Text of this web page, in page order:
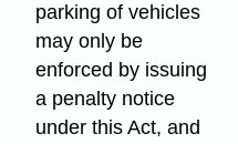
parking of vehicles
may only be
enforced by issuing
a penalty notice
under this Act, and